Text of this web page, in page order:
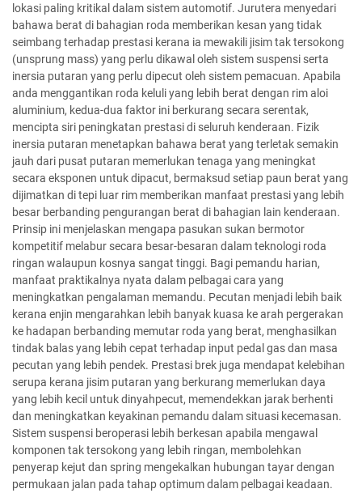
lokasi paling kritikal dalam sistem automotif. Jurutera menyedari
bahawa berat di bahagian roda memberikan kesan yang tidak
seimbang terhadap prestasi kerana ia mewakili jisim tak tersokong
(unsprung mass) yang perlu dikawal oleh sistem suspensi serta
inersia putaran yang perlu dipecut oleh sistem pemacuan. Apabila
anda menggantikan roda keluli yang lebih berat dengan rim aloi
aluminium, kedua-dua faktor ini berkurang secara serentak,
mencipta siri peningkatan prestasi di seluruh kenderaan. Fizik
inersia putaran menetapkan bahawa berat yang terletak semakin
jauh dari pusat putaran memerlukan tenaga yang meningkat
secara eksponen untuk dipacut, bermaksud setiap paun berat yang
dijimatkan di tepi luar rim memberikan manfaat prestasi yang lebih
besar berbanding pengurangan berat di bahagian lain kenderaan.
Prinsip ini menjelaskan mengapa pasukan sukan bermotor
kompetitif melabur secara besar-besaran dalam teknologi roda
ringan walaupun kosnya sangat tinggi. Bagi pemandu harian,
manfaat praktikalnya nyata dalam pelbagai cara yang
meningkatkan pengalaman memandu. Pecutan menjadi lebih baik
kerana enjin mengarahkan lebih banyak kuasa ke arah pergerakan
ke hadapan berbanding memutar roda yang berat, menghasilkan
tindak balas yang lebih cepat terhadap input pedal gas dan masa
pecutan yang lebih pendek. Prestasi brek juga mendapat kelebihan
serupa kerana jisim putaran yang berkurang memerlukan daya
yang lebih kecil untuk dinyahpecut, memendekkan jarak berhenti
dan meningkatkan keyakinan pemandu dalam situasi kecemasan.
Sistem suspensi beroperasi lebih berkesan apabila mengawal
komponen tak tersokong yang lebih ringan, membolehkan
penyerap kejut dan spring mengekalkan hubungan tayar dengan
permukaan jalan pada tahap optimum dalam pelbagai keadaan.